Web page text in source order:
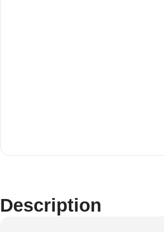
Description